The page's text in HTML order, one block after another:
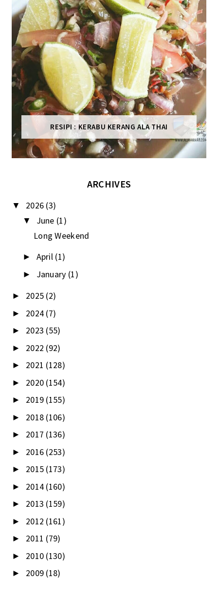
RESIPI : KERABU KERANG ALA THAI
ARCHIVES
▼ 2026 (3)
▼ June (1)
Long Weekend
► April (1)
► January (1)
► 2025 (2)
► 2024 (7)
► 2023 (55)
► 2022 (92)
► 2021 (128)
► 2020 (154)
► 2019 (155)
► 2018 (106)
► 2017 (136)
► 2016 (253)
► 2015 (173)
► 2014 (160)
► 2013 (159)
► 2012 (161)
► 2011 (79)
► 2010 (130)
► 2009 (18)